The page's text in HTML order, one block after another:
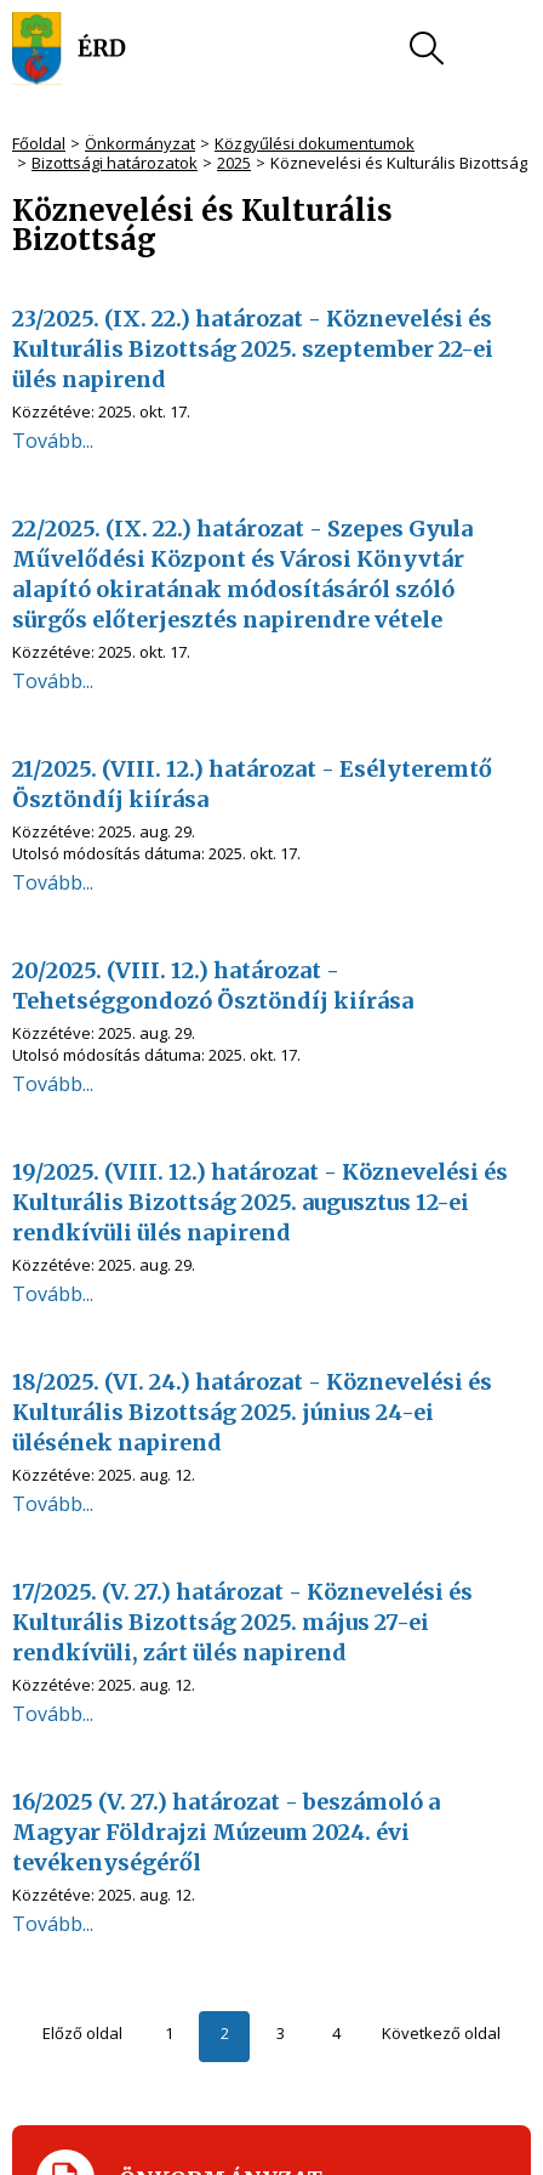
Főoldal Önkormányzat
Közgyűlési dokumentumok
Bizottsági határozatok
2025 Köznevelési és Kulturális Bizottság
Köznevelési és Kulturális
Bizottság
23/2025. (IX. 22.) határozat - Köznevelési és
Kulturális Bizottság 2025. szeptember 22-ei
ülés napirend
Közzétéve: 2025. okt. 17.
Tovább...
22/2025. (IX. 22.) határozat - Szepes Gyula
Művelődési Központ és Városi Könyvtár
alapító okiratának módosításáról szóló
sürgős előterjesztés napirendre vétele
Közzétéve: 2025. okt. 17.
Tovább...
21/2025. (VIII. 12.) határozat - Esélyteremtő
Ösztöndíj kiírása
Közzétéve: 2025. aug. 29.
Utolsó módosítás dátuma: 2025. okt. 17.
Tovább...
20/2025. (VIII. 12.) határozat -
Tehetséggondozó Ösztöndíj kiírása
Közzétéve: 2025. aug. 29.
Utolsó módosítás dátuma: 2025. okt. 17.
Tovább...
19/2025. (VIII. 12.) határozat - Köznevelési és
Kulturális Bizottság 2025. augusztus 12-ei
rendkívüli ülés napirend
Közzétéve: 2025. aug. 29.
Tovább...
18/2025. (VI. 24.) határozat - Köznevelési és
Kulturális Bizottság 2025. június 24-ei
ülésének napirend
Közzétéve: 2025. aug. 12.
Tovább...
17/2025. (V. 27.) határozat - Köznevelési és
Kulturális Bizottság 2025. május 27-ei
rendkívüli, zárt ülés napirend
Közzétéve: 2025. aug. 12.
Tovább...
16/2025 (V. 27.) határozat - beszámoló a
Magyar Földrajzi Múzeum 2024. évi
tevékenységéről
Közzétéve: 2025. aug. 12.
Tovább...
Előző oldal 1 2 3 4 Következő oldal